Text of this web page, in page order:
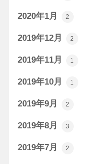
2020年1月 2
2019年12月 2
2019年11月 1
2019年10月 1
2019年9月 2
2019年8月 3
2019年7月 2